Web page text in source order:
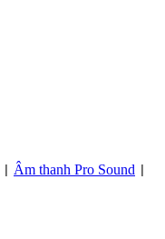
Âm thanh Pro Sound